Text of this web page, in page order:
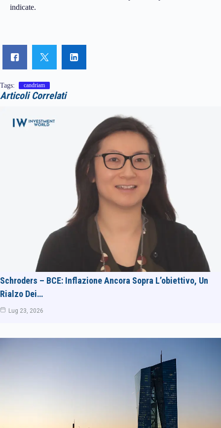
indicate.
Tags: candriam
Articoli Correlati
Schroders – BCE: Inflazione Ancora Sopra L’obiettivo, Un
Rialzo Dei…
Lug 23, 2026